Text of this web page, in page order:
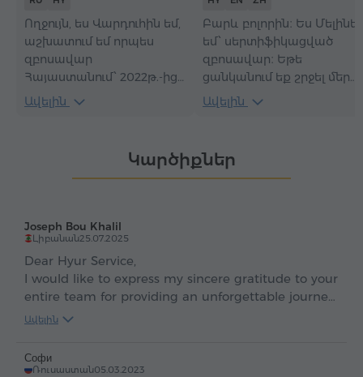
Ողջույն, ես Վարդուհին եմ,
աշխատում եմ որպես
զբոսավար
Հայաստանում՝ 2022թ.-ից։
Զբոսաշրջության ոլորտում
ինչպես յուրաքանչյուր
հագեցած, այլև իսկապես
հետաքրքրաշարժ։ Ինձ
հետ Դուք կայցելեք իմ
գեղեցիկ Հայաստանի
տեսարժան վայրերը և
պատմությանը, ոգուն,
մթնոլորտին։
Ավելին
Բարև բոլորին։ Ես
եմ՝ սերտիֆիկացված
զբոսավար։ Եթե
ցանկանում եք շրջել մեր
գեղեցիկ Հայաստանով ու
համար մեծ պատիվ կլինի
Ավելին
Կարծիքներ
Joseph Bou Khalil
Լիբանան25.07.2025
Dear Hyur Service,
I would like to express my sincere gratitude to your
entire team for providing an unforgettable journey.
Over the course of six days, I was immersed in a
activities, and fostered a strong sense of
camaraderie.
Ավելին
Софи
Ռուսաստան05.03.2023